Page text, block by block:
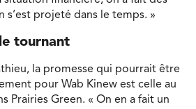
s’est projeté dans le temps. »
tournant
la promesse qui pourrait être
pour Wab Kinew est celle au
Prairies Green. « On en a fait un